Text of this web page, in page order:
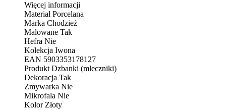
Więcej informacji
Materiał Porcelana
Marka Chodzież
Malowane Tak
Hefra Nie
Kolekcja Iwona
EAN 5903353178127
Produkt Dzbanki (mleczniki)
Dekoracja Tak
Zmywarka Nie
Mikrofala Nie
Kolor Złoty